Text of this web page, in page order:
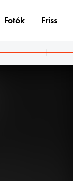
Fotók Friss